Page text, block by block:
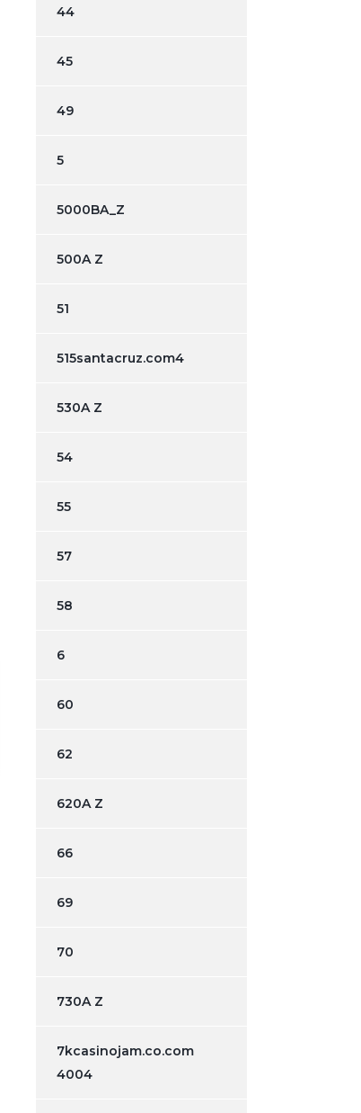
44
45
49
5
5000BA_Z
500A Z
51
515santacruz.com4
530A Z
54
55
57
58
6
60
62
620A Z
66
69
70
730A Z
7kcasinojam.co.com
4004